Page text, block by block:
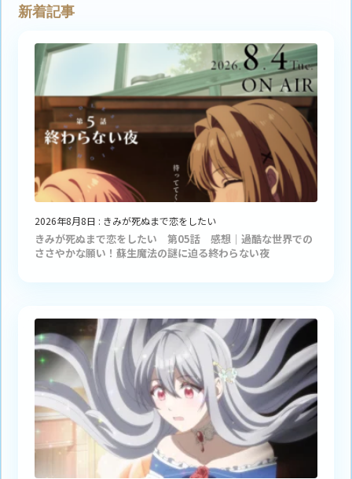
新着記事
2026年8月8日 : きみが死ぬまで恋をしたい
きみが死ぬまで恋をしたい 第05話 感想｜過酷な世界での
ささやかな願い！蘇生魔法の謎に迫る終わらない夜